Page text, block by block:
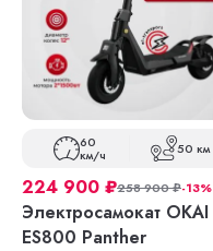
60
км/ч 50 км
224 900 ₽258 900₽-13%
Электросамокат OKAI
ES800 Panther